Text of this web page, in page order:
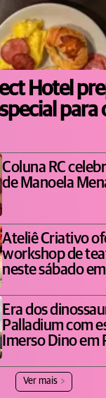
Hotel
para
Coluna RC
de Manoela
Ateliê Criativo
workshop de
neste sábado
Era dos
Palladium com
Imerso Dino em
Ver mais